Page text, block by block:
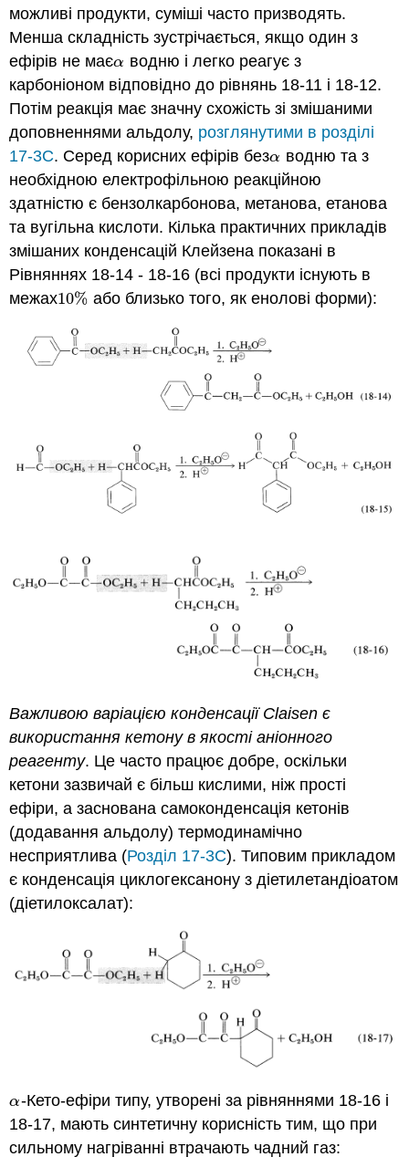
можливі продукти, суміші часто призводять.
Менша складність зустрічається, якщо один з
ефірів не маєα
α водню і легко реагує з
карбоніоном відповідно до рівнянь 18-11 і 18-12.
Потім реакція має значну схожість зі змішаними
доповненнями альдолу, розглянутими в розділі
17-3C. Серед корисних ефірів безα
α водню та з
необхідною електрофільною реакційною
здатністю є бензолкарбонова, метанова, етанова
та вугільна кислоти. Кілька практичних прикладів
змішаних конденсацій Клейзена показані в
Рівняннях 18-14 - 18-16 (всі продукти існують в
межах10%
10% або близько того, як енолові форми):
Важливою варіацією конденсації Claisen є
використання кетону в якості аніонного
реагенту. Це часто працює добре, оскільки
кетони зазвичай є більш кислими, ніж прості
ефіри, а заснована самоконденсація кетонів
(додавання альдолу) термодинамічно
несприятлива (Розділ 17-3C). Типовим прикладом
є конденсація циклогексанону з діетилетандіоатом
(діетилоксалат):
α
α-Кето-ефіри типу, утворені за рівняннями 18-16 і
18-17, мають синтетичну корисність тим, що при
сильному нагріванні втрачають чадний газ: